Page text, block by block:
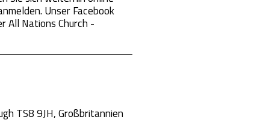
Unser Facebook
All Nations Church -
TS8 9JH, Großbritannien